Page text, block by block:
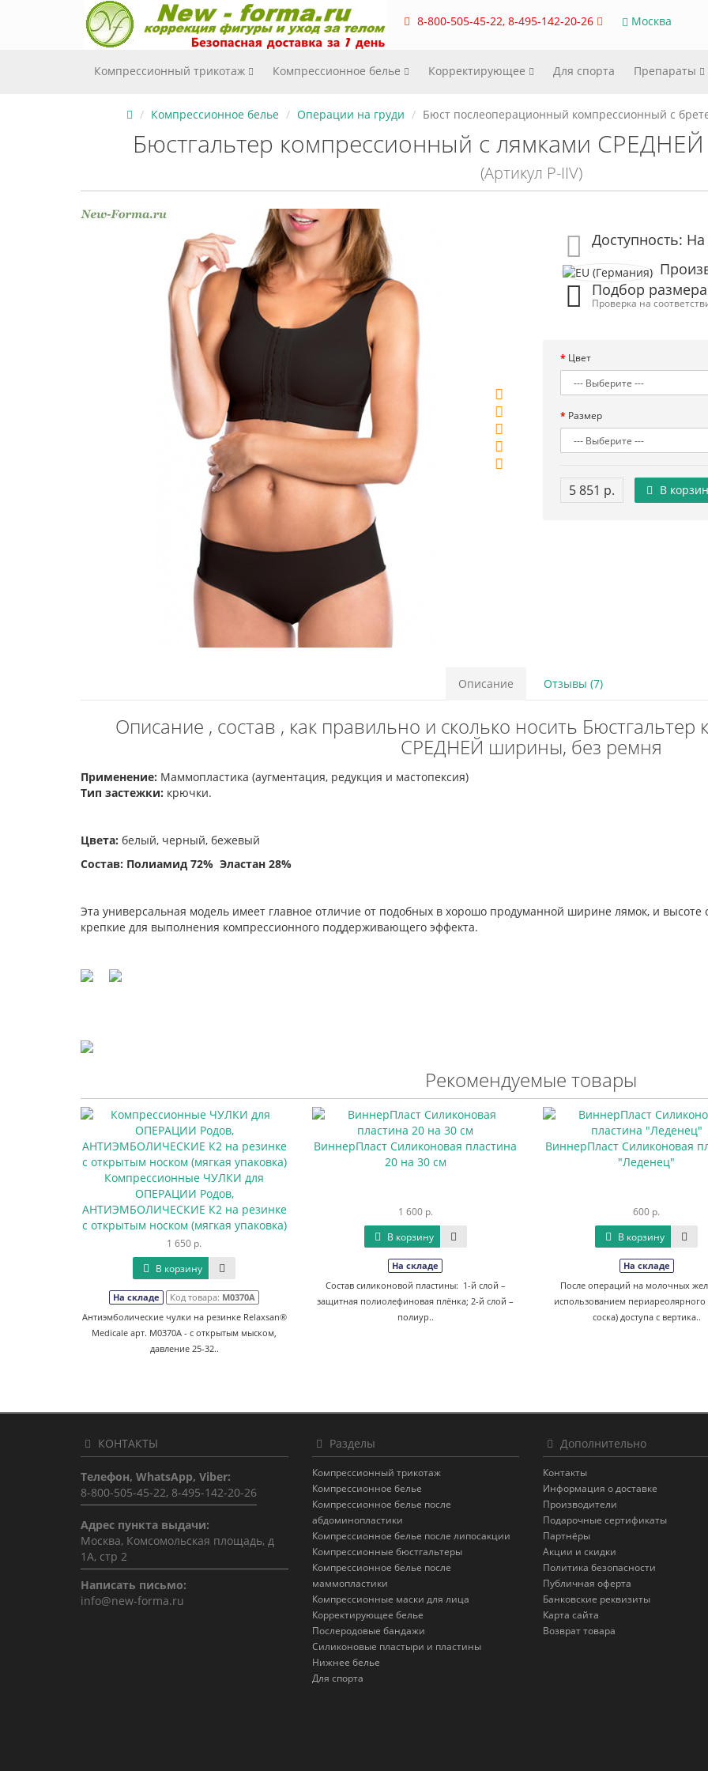
8-800-505-45-22, 8-495-142-20-26 Москва
Компрессионный трикотаж Компрессионное белье Корректирующее Для спорта Препараты
Компрессионное белье Операции на груди Бюст послеоперационный компрессионный с
Бюстгальтер компрессионный с лямками
(Артикул P-IIV)
Доступность: На
Подбор размера
Проверка на
Цвет
Размер
5 851 р. В
Описание Отзывы (7)
Описание , состав , как правильно и сколько носить
СРЕДНЕЙ ширины, без ремня
Применение: Маммопластика (аугментация, редукция и мастопексия)
Тип застежки: крючки.
Цвета: белый, черный, бежевый
Состав: Полиамид 72% Эластан 28%
Эта универсальная модель имеет главное отличие от подобных в хорошо продуманной ширине лямок, и
крепкие для выполнения компрессионного поддерживающего эффекта.
Рекомендуемые товары
Компрессионные ЧУЛКИ для
ОПЕРАЦИИ Родов,
АНТИЭМБОЛИЧЕСКИЕ К2 на резинке
с открытым носком (мягкая упаковка)
1 650 р.
В корзину
На складе Код товара: М0370А
Антиэмболические чулки на резинке Relaxsan®
Medicale арт. M0370А - с открытым мыском,
давление 25-32..
ВиннерПласт Силиконовая пластина
20 на 30 см
1 600 р.
В корзину
На складе
Состав силиконовой пластины: 1-й слой –
защитная полиолефиновая плёнка; 2-й слой –
полиур..
ВиннерПласт Силиконовая
"Леденец"
600 р.
В корзину
На складе
После операций на молочных
использованием периареолярного
соска) доступа с вертика..
КОНТАКТЫ
Телефон, WhatsApp, Viber:
8-800-505-45-22, 8-495-142-20-26
Адрес пункта выдачи:
Москва, Комсомольская площадь, д
1А, стр 2
Написать письмо:
info@new-forma.ru
Разделы
Компрессионный трикотаж
Компрессионное белье
Компрессионное белье после
абдоминопластики
Компрессионное белье после липосакции
Компрессионные бюстгальтеры
Компрессионное белье после
маммопластики
Компрессионные маски для лица
Корректирующее белье
Послеродовые бандажи
Силиконовые пластыри и пластины
Нижнее белье
Для спорта
Дополнительно
Контакты
Информация о доставке
Производители
Подарочные сертификаты
Партнёры
Акции и скидки
Политика безопасности
Публичная оферта
Банковские реквизиты
Карта сайта
Возврат товара